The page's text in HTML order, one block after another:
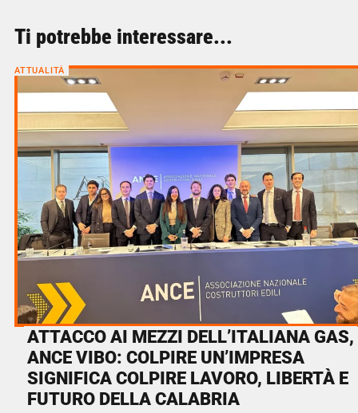
Ti potrebbe interessare...
ATTUALITÀ
ATTACCO AI MEZZI DELL’ITALIANA GAS,
ANCE VIBO: COLPIRE UN’IMPRESA
SIGNIFICA COLPIRE LAVORO, LIBERTÀ E
FUTURO DELLA CALABRIA